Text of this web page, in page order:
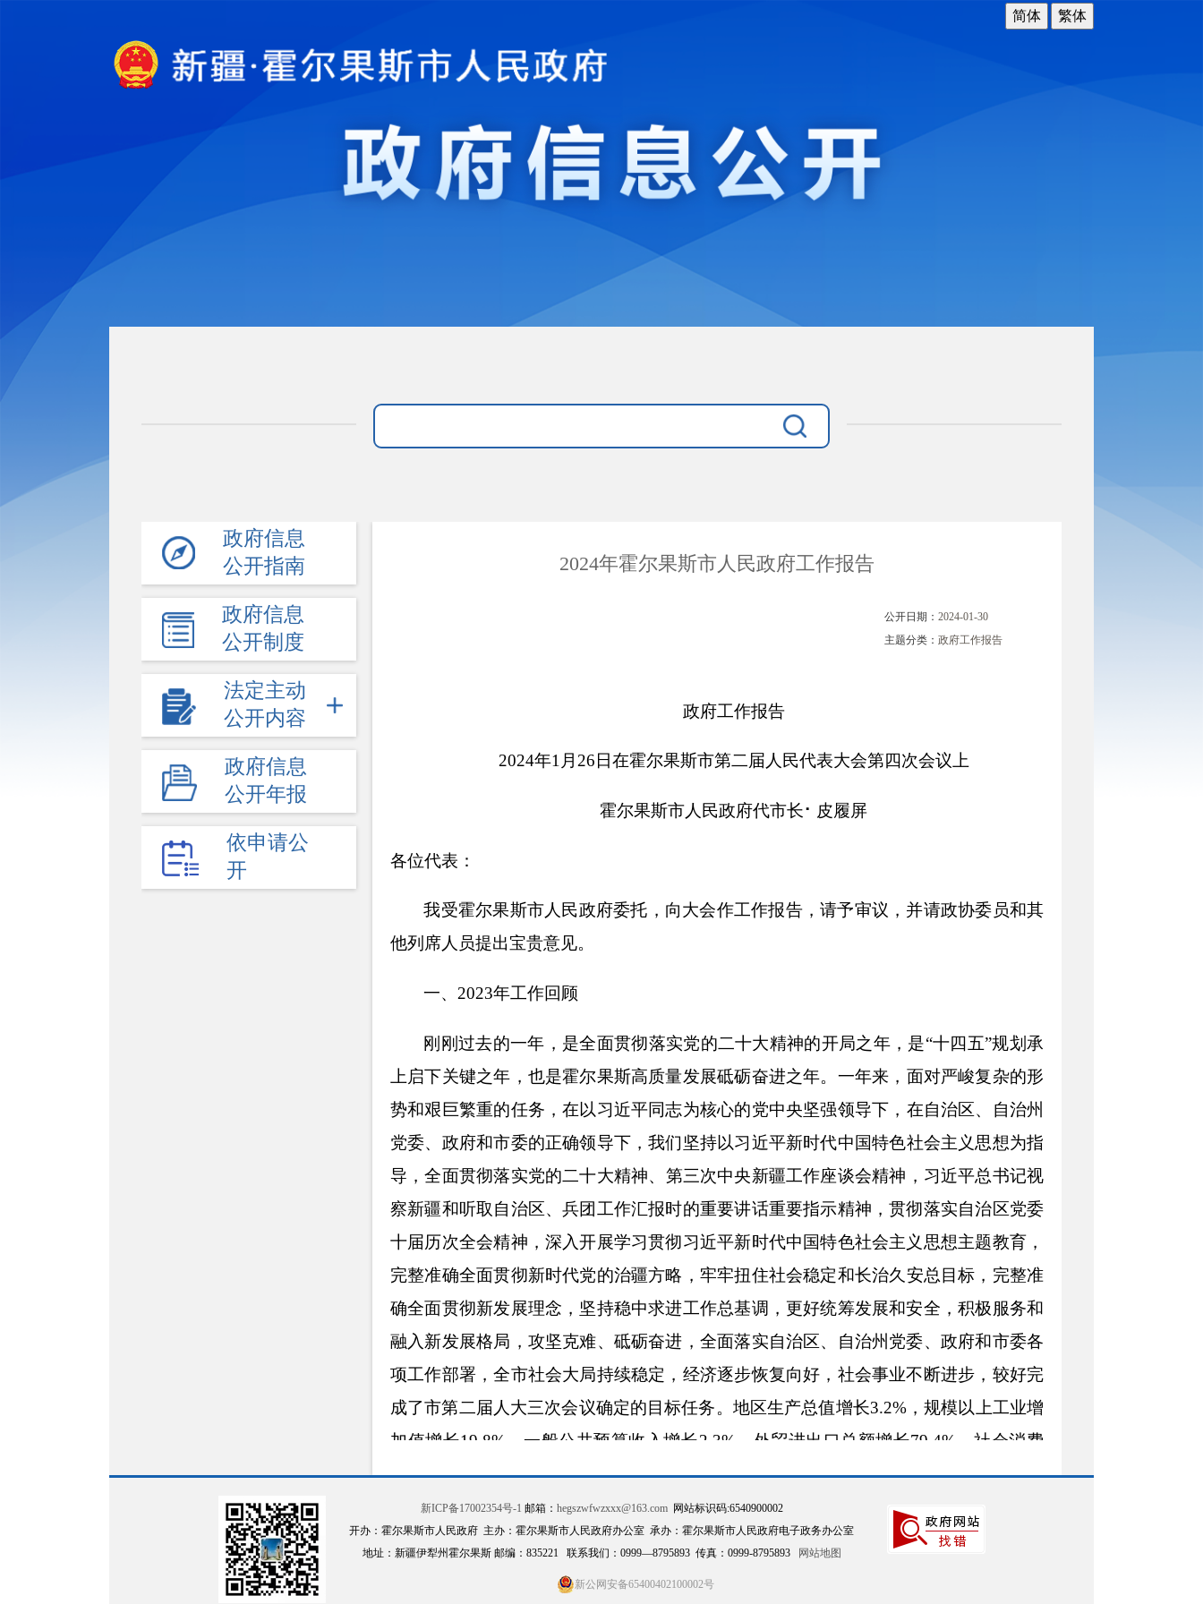
政府信息
公开指南
政府信息
公开制度
法定主动
公开内容
政府信息
公开年报
依申请公
开
2024年霍尔果斯市人民政府工作报告
公开日期： 2024-01-30
主题分类： 政府工作报告
政府工作报告
2024年1月 26 日在霍尔果斯市第二届人民代表大会第四次会议上
霍尔果斯市人民政府代市长⠂ 皮履屏
各位代表：
我受霍尔果斯市人民政府委托，向大会作工作报告，请予审议，并请政协委员和其
他列席人员提出宝贵意见。
一、 2023年工作回顾
刚刚过去的一年， 是全面贯彻落实党的二十大精神的开局之年 ， 是“十四五”规划承
上启下关键之年 ， 也是霍尔果斯高质量发展砥砺奋进之年。 一年来 ， 面对严峻复杂的形
势和艰巨繁重的任务 ，在以习近平同志为核心的党中央坚强领导下， 在自治区、自治州
党委、政府和市委的正确领导下 ，我们坚持以习近平新时代中国特色社会主义思想为指
导 ，全面贯彻落实党的二十大精神、 第三次中央新疆工作座谈会精神 ， 习近平总书记视
察新疆和听取自治区、兵团工作汇报时的重要讲话重要指示精神，贯彻落实自治区党委
十届历次全会精神，深入开展学习贯彻习近平新时代中国特色社会主义思想主题教育，
完整准确全面贯彻新时代党的治疆方略 ， 牢牢扭住社会稳定和长治久安总目标 ，完整准
确全面贯彻新发展理念，坚持稳中求进工作总基调，更好统筹发展和安全 ，积极服务和
融入新发展格局， 攻坚克难、砥砺奋进，全面落实自治区、自治州党委、政府和市委各
项工作部署 ，全市社会大局持续稳定，经济逐步恢复向好，社会事业不断进步，较好完
成了市第二届人大三次会议确定的目标任务。地区生产总值增长3.2%，规模以上工业增
加值增长19.8% ，一般公共预算收入增长2.3% 外贸进出口总额增长79.4% ，社会消费
品零售总额增长24.2%，招商引资到位资金增长17.4%，城乡居民人均可支配收入分别增
%、10%。
一年来，我们全力以赴抓项目、育主体，发展活力有效释放
新ICP备17002354号-1 邮箱： hegszwfwzxxx@163.com网站标识码:6540900002
开办：霍尔果斯市人民政府 主办：霍尔果斯市人民政府办公室 承办：霍尔果斯市人民政府电子政务办公室
地址：新疆伊犁州霍尔果斯 邮编：835221 联系我们：0999—8795893 传真：0999-8795893
网站地图
新公网安备65400402100002号